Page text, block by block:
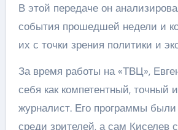
В этой передаче он
события прошедшей недели и
их с точки зрения политики и
За время работы на «ТВЦ»,
себя как компетентный, точный
журналист. Его программы
среди зрителей, а сам Киселев